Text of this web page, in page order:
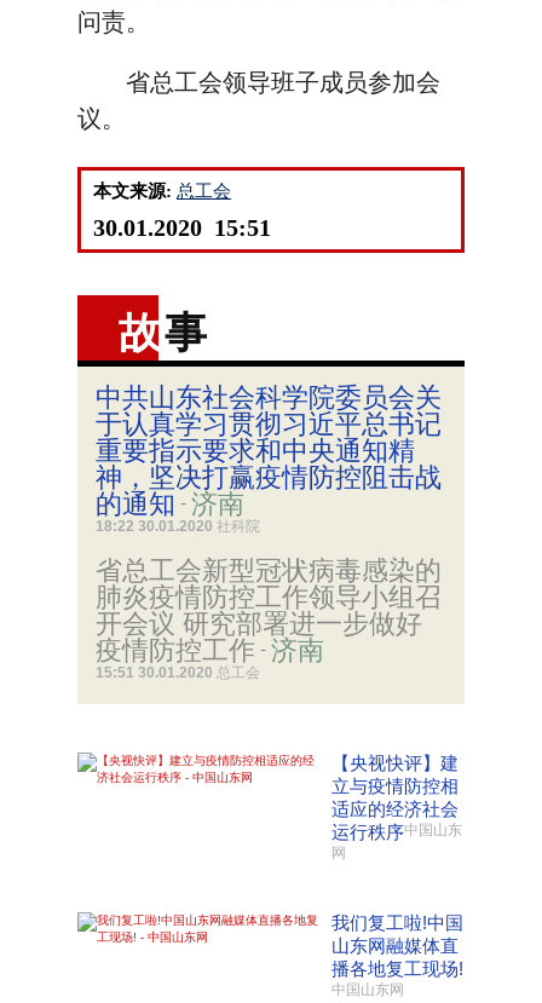
问责。
省总工会领导班子成员参加会
议。
本文来源: 总工会
30.01.2020 15:51
故事
中共山东社会科学院委员会关
于认真学习贯彻习近平总书记
重要指示要求和中央通知精
神，坚决打赢疫情防控阻击战
的通知 - 济南
18:22 30.01.2020 社科院
省总工会新型冠状病毒感染的
肺炎疫情防控工作领导小组召
开会议 研究部署进一步做好
疫情防控工作 - 济南
15:51 30.01.2020 总工会
【央视快评】建
立与疫情防控相
适应的经济社会
运行秩序中国山东
网
我们复工啦!中国
山东网融媒体直
播各地复工现场!
中国山东网